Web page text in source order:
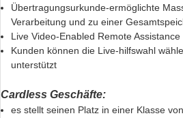
Übertragungsurkunde-ermöglichte
Verarbeitung und zu einer
Live Video-Enabled Remote Assistance
Kunden können die Live-hilfswahl
unterstützt
Cardless Geschäfte:
es stellt seinen Platz in einer Klasse